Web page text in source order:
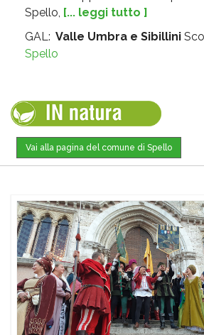
Spello, [... leggi tutto ]
GAL: Valle Umbra e Sibillini
Spello
Vai alla pagina del comune di Spello